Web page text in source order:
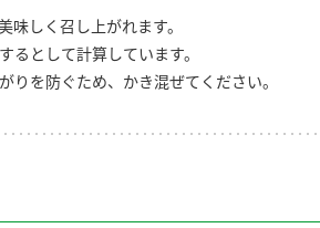
しく召し上がれます。
として計算しています。
を防ぐため、かき混ぜてください。